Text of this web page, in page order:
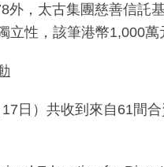
外，太古集團慈善信託
立性，該筆港幣1,000
日）共收到來自61間